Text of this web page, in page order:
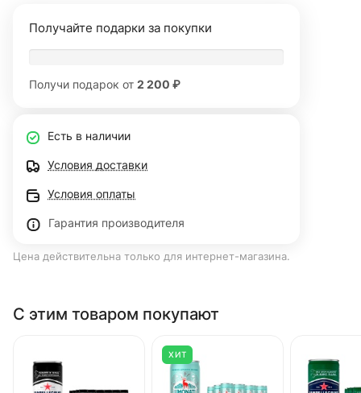
Получайте подарки за покупки
Получи подарок от 2 200 ₽
Есть в наличии
Условия доставки
Условия оплаты
Гарантия производителя
Цена действительна только для интернет-магазина.
С этим товаром покупают
ХИТ